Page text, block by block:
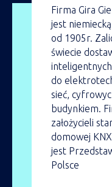
Firma Gira
jest
od 1905r.
świecie
do
sieć,
budynkiem.
założycieli
domowej
jest
Polsce